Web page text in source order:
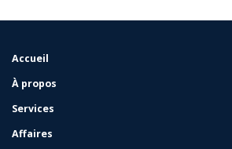
FOOTER
Accueil
À propos
Services
Affaires